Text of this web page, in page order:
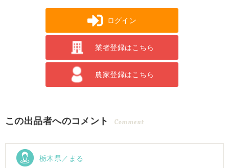
ログイン
業者登録はこちら
農家登録はこちら
この出品者へのコメント Comment
栃木県／まる